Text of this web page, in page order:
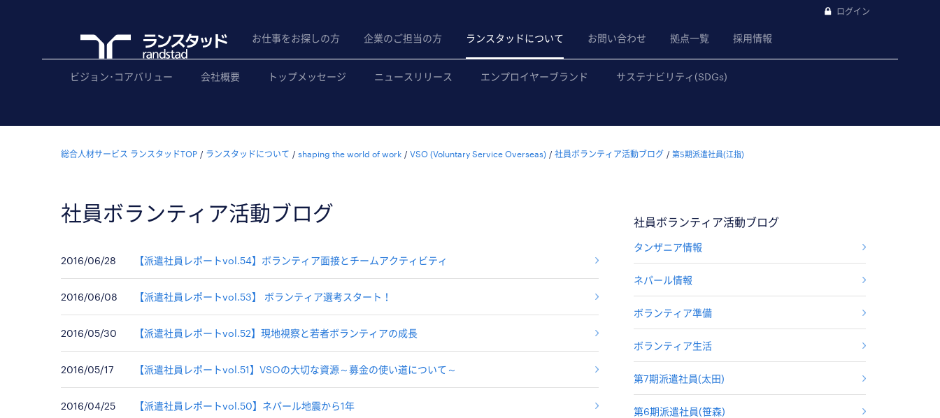
ログイン
お仕事をお探しの方 企業のご担当の方 ランスタッドについて お問い合わせ 拠点一覧 採用情報
ビジョン･コアバリュー 会社概要 トップメッセージ ニュースリリース エンプロイヤーブランド サステナビリティ(SDGs)
総合人材サービス ランスタッドTOP ランスタッドについて shaping the world of work VSO (Voluntary Service Overseas) 社員ボランティア活動ブログ 第5期派遣社員(江指)
社員ボランティア活動ブログ
2016/06/28 【派遣社員レポートvol.54】ボランティア面接とチームアクティビティ
2016/06/08 【派遣社員レポートvol.53】 ボランティア選考スタート！
2016/05/30 【派遣社員レポートvol.52】現地視察と若者ボランティアの成長
2016/05/17 【派遣社員レポートvol.51】VSOの大切な資源～募金の使い道について～
2016/04/25 【派遣社員レポートvol.50】ネパール地震から1年
社員ボランティア活動ブログ
タンザニア情報
ネパール情報
ボランティア準備
ボランティア生活
第7期派遣社員(太田)
第6期派遣社員(笹森)